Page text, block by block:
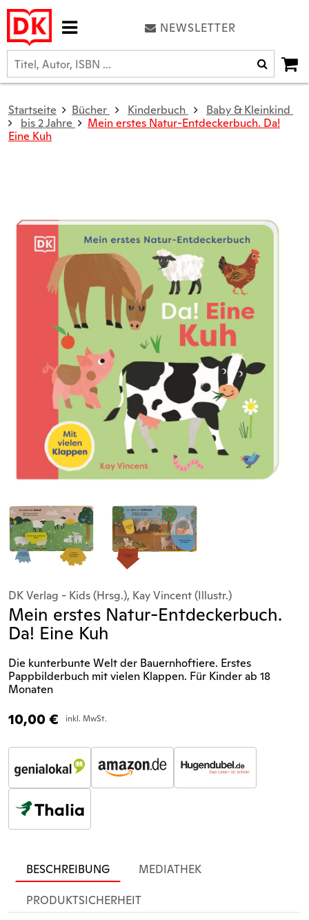
NEWSLETTER
Startseite Bücher Kinderbuch
Baby & Kleinkind
bis 2 Jahre
Mein erstes Natur-Entdeckerbuch. Da!
Eine Kuh
DK Verlag - Kids (Hrsg.), Kay Vincent (Illustr.)
Mein erstes Natur-Entdeckerbuch.
Da! Eine Kuh
Die kunterbunte Welt der Bauernhoftiere. Erstes
Pappbilderbuch mit vielen Klappen. Für Kinder ab 18
Monaten
10,00€ inkl. MwSt.
BESCHREIBUNG MEDIATHEK
PRODUKTSICHERHEIT